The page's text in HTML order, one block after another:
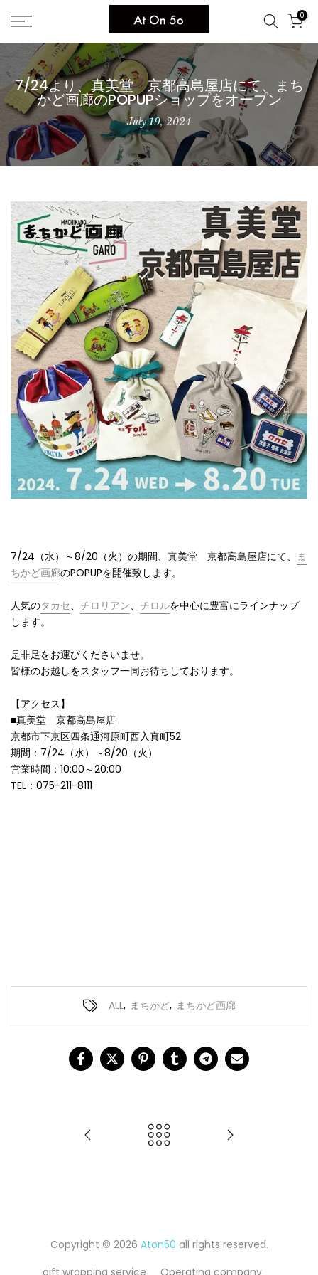
Skip
to
content
0
7/24より、真美堂 京都高島屋店にて、まち
かど画廊のPOPUPショップをオープン
July 19, 2024
7/24（水）～8/20（火）の期間、真美堂 京都高島屋店にて、 ま
ちかど画廊のPOPUPを開催致します。
人気のタカセ、 チロリアン、 チロルを中心に豊富にラインナップ
します。
是非足をお運びくださいませ。
皆様のお越しをスタッフ一同お待ちしております。
【アクセス】
■真美堂 京都高島屋店
京都市下京区四条通河原町西入真町52
期間： 7/24（水）～8/20（火）
営業時間：10:00～20:00
TEL：075-211-8111
ALL, まちかど, まちかど画廊
Copyright © 2026 Aton50 all rights reserved.
gift wrapping service
Operating company